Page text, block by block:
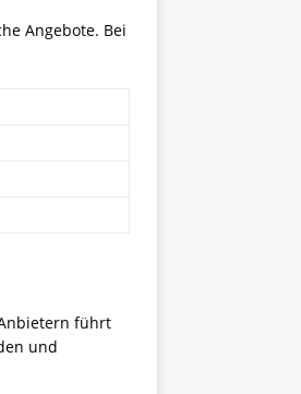
Angebote. Bei
führt
und